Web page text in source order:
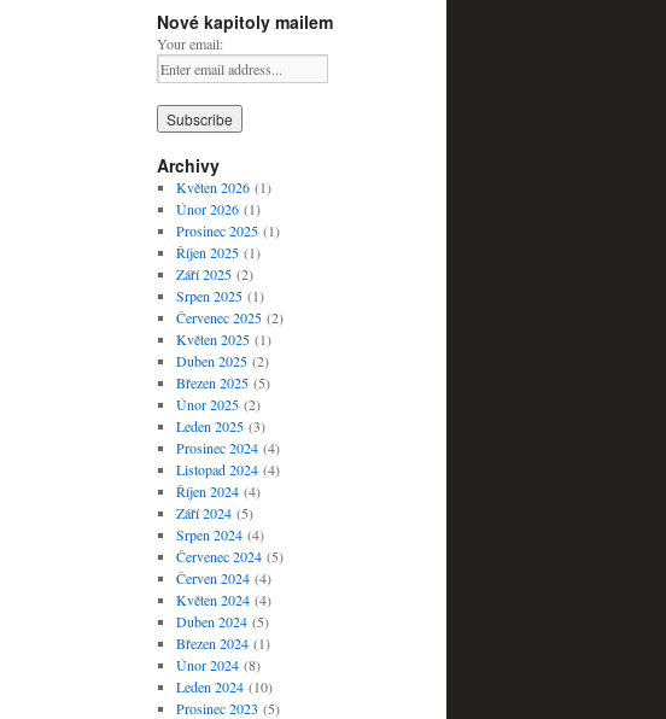
Nové kapitoly mailem
Your email:
Archivy
Květen 2026(1)
Únor 2026(1)
Prosinec 2025(1)
Říjen 2025(1)
Září 2025(2)
Srpen 2025(1)
Červenec 2025(2)
Květen 2025(1)
Duben 2025(2)
Březen 2025(5)
Únor 2025(2)
Leden 2025(3)
Prosinec 2024(4)
Listopad 2024(4)
Říjen 2024(4)
Září 2024(5)
Srpen 2024(4)
Červenec 2024(5)
Červen 2024(4)
Květen 2024(4)
Duben 2024(5)
Březen 2024(1)
Únor 2024(8)
Leden 2024(10)
Prosinec 2023 (5)